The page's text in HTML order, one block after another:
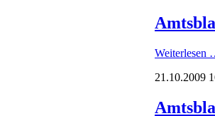
Weiterlesen
21.10.2009